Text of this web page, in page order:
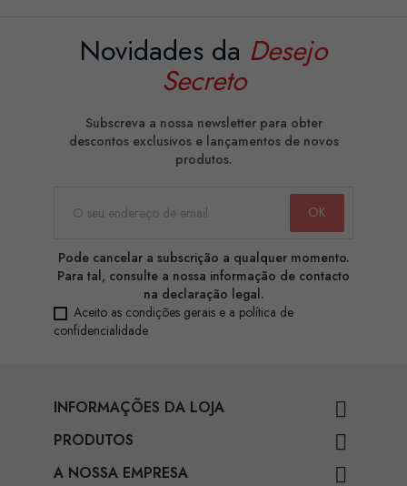
Novidades da Desejo
Secreto
Subscreva a nossa newsletter para obter
descontos exclusivos e lançamentos de novos
produtos.
Pode cancelar a subscrição a qualquer momento.
Para tal, consulte a nossa informação de contacto
na declaração legal.
Aceito as condições gerais e a política de
confidencialidade
INFORMAÇÕES DA LOJA 
PRODUTOS 
A NOSSA EMPRESA 